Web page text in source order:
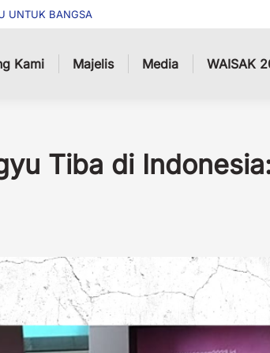
UNTUK BANGSA
Kami Majelis Media WAISAK
Tiba di